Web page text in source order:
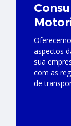
aspectos
sua
com as
de